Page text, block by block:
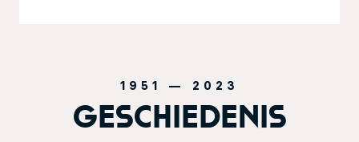
1951 — 2023
GESCHIEDENIS